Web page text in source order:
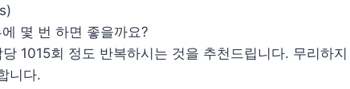
몇 번 하면 좋을까요?
1015회 정도 반복하시는 것을 추천드립니다. 무리하
니다.